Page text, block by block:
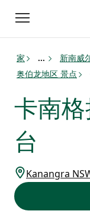
Toggle
navigation
家 ... 新南威
奥伯龙地区 景点
卡南
台
Kanangra